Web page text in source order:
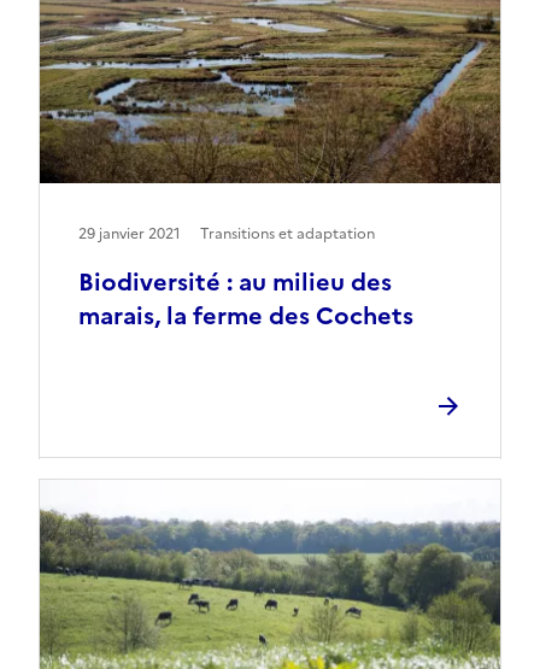
Biodiversité : au milieu des
marais, la ferme des Cochets
29 janvier 2021 Transitions et adaptation